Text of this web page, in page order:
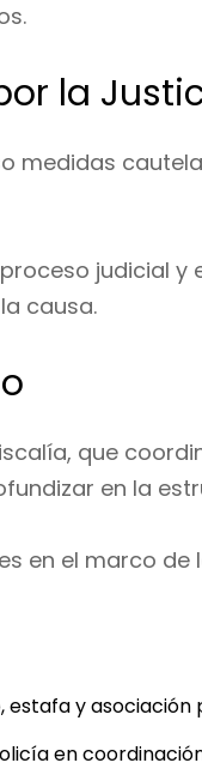
la
medidas
judicial
causa.
que
en la
en el marco de
y asociación
en